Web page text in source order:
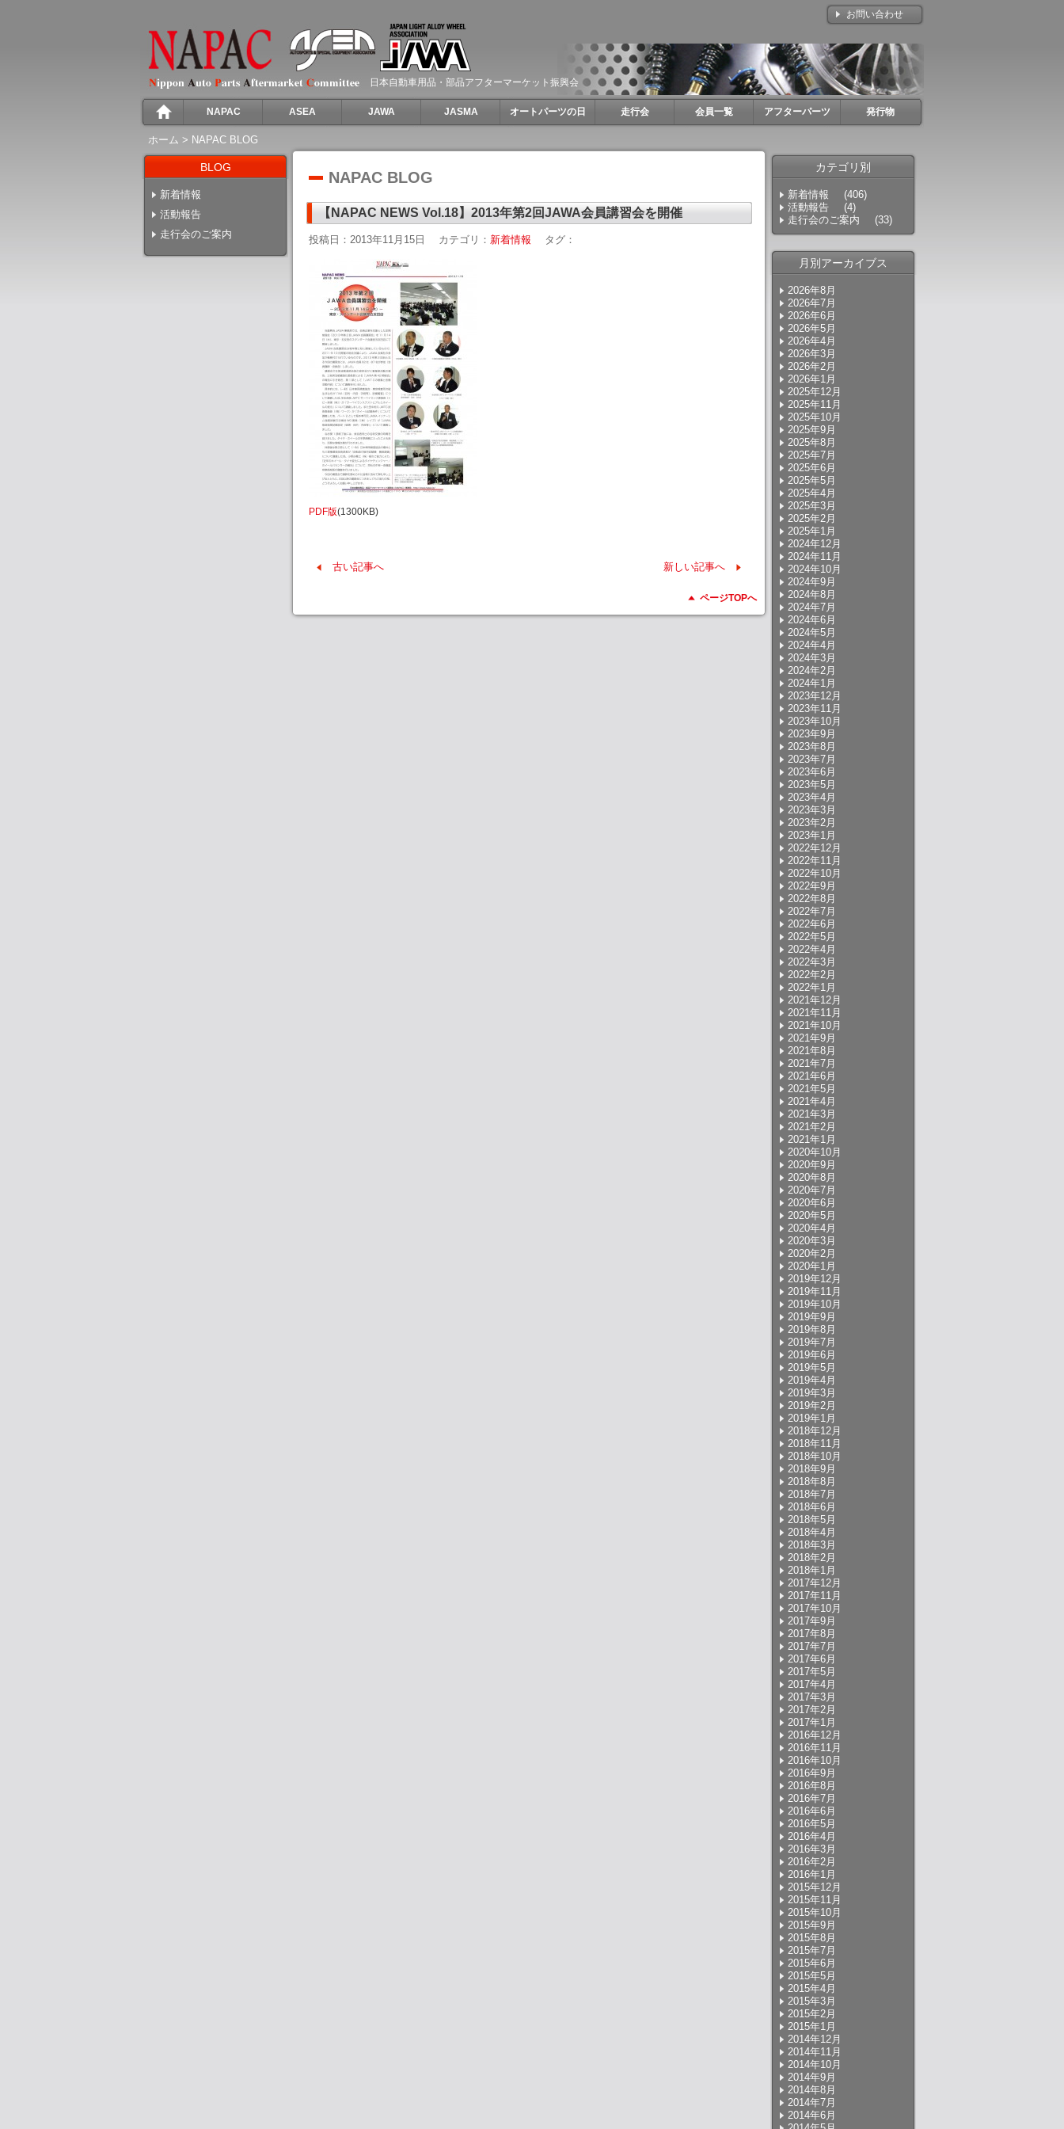
日本自動車用品・部品アフターマーケット振興会
お問い合わせ
NAPAC ASEA JAWA JASMA オートパーツの日 走行会 会員一覧 アフターパーツ 発行物
ホーム > NAPAC BLOG
BLOG
新着情報
活動報告
走行会のご案内
NAPAC BLOG
【NAPAC NEWS Vol.18】2013年第2回JAWA会員講習会を開催
投稿日：2013年11月15日 カテゴリ： 新着情報 タグ：
PDF版(1300KB)
古い記事へ 新しい記事へ
ページTOPへ
カテゴリ別
新着情報
(406)
活動報告
(4)
走行会のご案内
(33)
月別アーカイブス
2026年8月
2026年7月
2026年6月
2026年5月
2026年4月
2026年3月
2026年2月
2026年1月
2025年12月
2025年11月
2025年10月
2025年9月
2025年8月
2025年7月
2025年6月
2025年5月
2025年4月
2025年3月
2025年2月
2025年1月
2024年12月
2024年11月
2024年10月
2024年9月
2024年8月
2024年7月
2024年6月
2024年5月
2024年4月
2024年3月
2024年2月
2024年1月
2023年12月
2023年11月
2023年10月
2023年9月
2023年8月
2023年7月
2023年6月
2023年5月
2023年4月
2023年3月
2023年2月
2023年1月
2022年12月
2022年11月
2022年10月
2022年9月
2022年8月
2022年7月
2022年6月
2022年5月
2022年4月
2022年3月
2022年2月
2022年1月
2021年12月
2021年11月
2021年10月
2021年9月
2021年8月
2021年7月
2021年6月
2021年5月
2021年4月
2021年3月
2021年2月
2021年1月
2020年10月
2020年9月
2020年8月
2020年7月
2020年6月
2020年5月
2020年4月
2020年3月
2020年2月
2020年1月
2019年12月
2019年11月
2019年10月
2019年9月
2019年8月
2019年7月
2019年6月
2019年5月
2019年4月
2019年3月
2019年2月
2019年1月
2018年12月
2018年11月
2018年10月
2018年9月
2018年8月
2018年7月
2018年6月
2018年5月
2018年4月
2018年3月
2018年2月
2018年1月
2017年12月
2017年11月
2017年10月
2017年9月
2017年8月
2017年7月
2017年6月
2017年5月
2017年4月
2017年3月
2017年2月
2017年1月
2016年12月
2016年11月
2016年10月
2016年9月
2016年8月
2016年7月
2016年6月
2016年5月
2016年4月
2016年3月
2016年2月
2016年1月
2015年12月
2015年11月
2015年10月
2015年9月
2015年8月
2015年7月
2015年6月
2015年5月
2015年4月
2015年3月
2015年2月
2015年1月
2014年12月
2014年11月
2014年10月
2014年9月
2014年8月
2014年7月
2014年6月